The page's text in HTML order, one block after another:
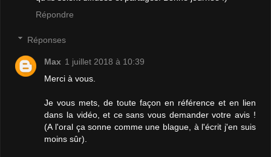
Répondre
Réponses
Max 1 juillet 2018 à 10:39
Merci à vous.
Je vous mets, de toute façon en référence et en lien
dans la vidéo, et ce sans vous demander votre avis !
(A l'oral ça sonne comme une blague, à l'écrit j'en suis
moins sûr).